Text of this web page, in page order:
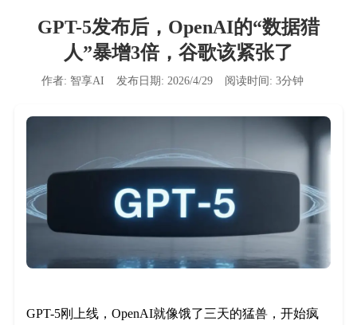
GPT-5发布后，OpenAI的“数据猎
人”暴增3倍，谷歌该紧张了
作者: 智享AI 发布日期: 2026/4/29 阅读时间: 3分钟
GPT-5刚上线，OpenAI就像饿了三天的猛兽，开始疯